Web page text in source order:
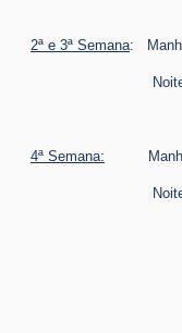
2ª e 3ª Semana:
Noite: Creme
4ª Semana: Manhã:
Noite: Créme